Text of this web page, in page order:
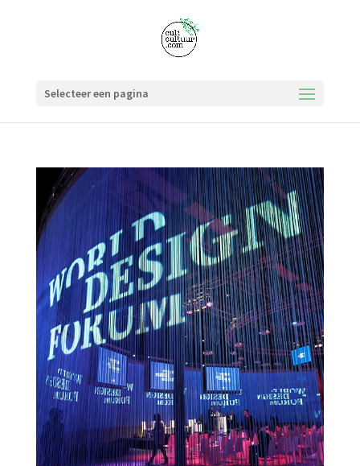
Selecteer een pagina